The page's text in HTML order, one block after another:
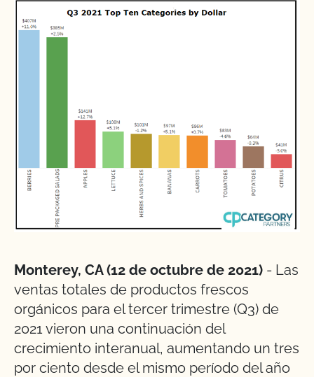
Monterey, CA (12 de octubre de 2021) - Las
ventas totales de productos frescos
orgánicos para el tercer trimestre (Q3) de
2021 vieron una continuación del
crecimiento interanual, aumentando un tres
por ciento desde el mismo período del año